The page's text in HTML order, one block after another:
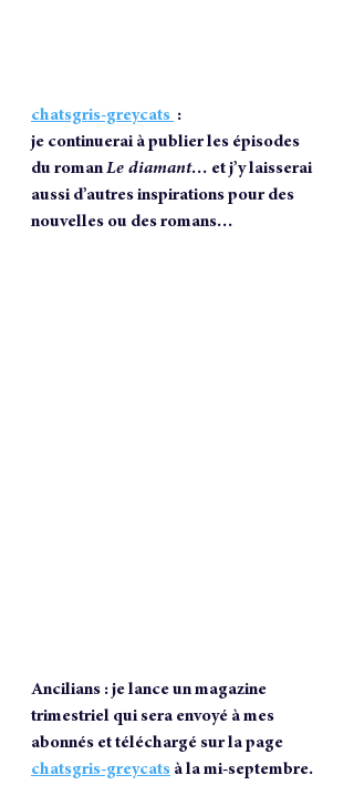
chatsgris-greycats :
je continuerai à publier les épisodes
du roman Le diamant… et j’y laisserai
aussi d’autres inspirations pour des
nouvelles ou des romans…
Ancilians : je lance un magazine
trimestriel qui sera envoyé à mes
abonnés et téléchargé sur la page
chatsgris-greycats à la mi-septembre.